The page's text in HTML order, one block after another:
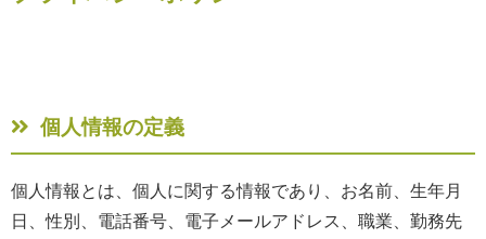
個人情報の定義
個人情報とは、個人に関する情報であり、お名前、生年月
日、性別、電話番号、電子メールアドレス、職業、勤務先